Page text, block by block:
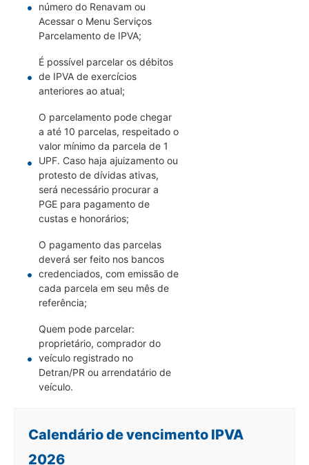
número do Renavam ou
Acessar o Menu Serviços
Parcelamento de IPVA;
É possível parcelar os débitos
de IPVA de exercícios
anteriores ao atual;
O parcelamento pode chegar
a até 10 parcelas, respeitado o
valor mínimo da parcela de 1
UPF. Caso haja ajuizamento ou
protesto de dívidas ativas,
será necessário procurar a
PGE para pagamento de
custas e honorários;
O pagamento das parcelas
deverá ser feito nos bancos
credenciados, com emissão de
cada parcela em seu mês de
referência;
Quem pode parcelar:
proprietário, comprador do
veículo registrado no
Detran/PR ou arrendatário de
veículo.
Calendário de vencimento IPVA
2026